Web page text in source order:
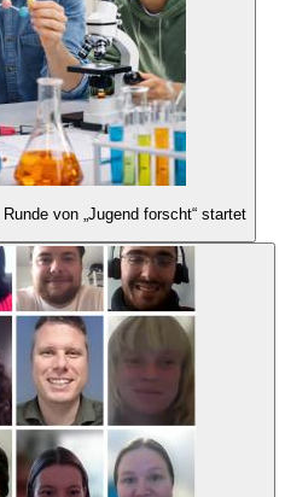
von „Jugend forscht“ startet